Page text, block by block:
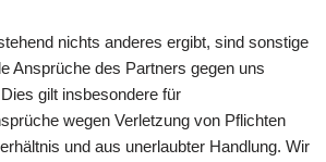
nichts anderes ergibt, sind sonstige
Ansprüche des Partners gegen uns
gilt insbesondere für
wegen Verletzung von Pflichten
und aus unerlaubter Handlung. Wir